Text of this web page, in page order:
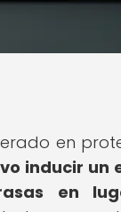
en
inducir un
en